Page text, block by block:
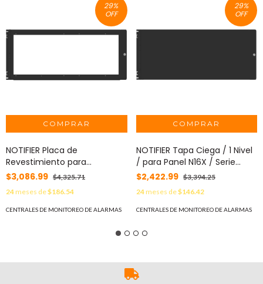
29%
OFF
NOTIFIER Placa de
Revestimiento para
Anunciador Táctil y
Anunciadores / para Panel
N16X / Serie INSPIRE de
NOTIFIER / Color Negro MOD:
$3,086.99 $4,325.71
24meses de$186.54
CENTRALES DE MONITOREO DE ALARMAS
29%
OFF
NOTIFIER Tapa Ciega / 1 Nivel
/ para Panel N16X / Serie
INSPIRE de NOTIFIER / Color
Negro MOD: DP-BLN
$2,422.99 $3,394.25
24meses de$146.42
CENTRALES DE MONITOREO DE ALARMAS